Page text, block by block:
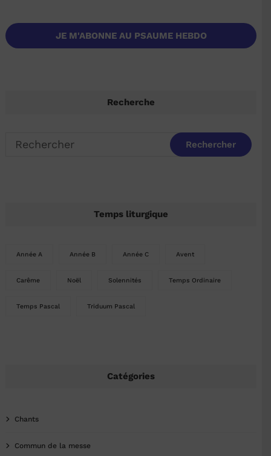
JE M'ABONNE AU PSAUME HEBDO
Recherche
Temps liturgique
Année A Année B Année C Avent
Carême Noël Solennités Temps Ordinaire
Temps Pascal Triduum Pascal
Catégories
Chants
Commun de la messe